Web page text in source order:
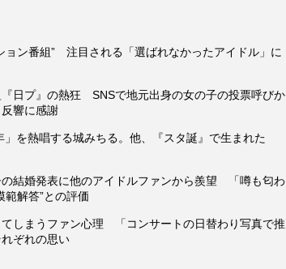
ョン番組” 注目される「選ばれなかったアイドル」に
『日プ』の熱狂 SNSで地元出身の女の子の投票呼びか
響に感謝
」を熱唱する城みちる。他、『スタ誕』で生まれた
の結婚発表に他のアイドルファンから羨望 「噂も匂わ
範解答”との評価
てしまうファン心理 「コンサートの日替わり写真で推
ぞれの思い